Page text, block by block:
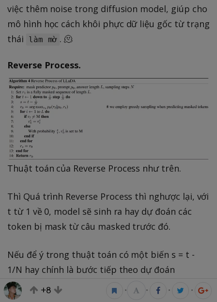
việc thêm noise trong diffusion model, giúp cho
mô hình học cách khôi phực dữ liệu gốc từ trạng
thái
làm mờ . 🫠
Reverse Process.
Thuật toán của Reverse Process như trên.
Thì Quá trình Reverse Process thì nghược lại, với
t từ 1 về 0, model sẽ sinh ra hay dự đoán các
token bị mask từ câu masked trước đó.
Nếu để ý trong thuật toán có một biến s = t -
1/N hay chính là bước tiếp theo dự đoán
(timestep). Tại mỗi step t, mask predictor hay
model sẽ lấy đầu vào là
+8 • • • •